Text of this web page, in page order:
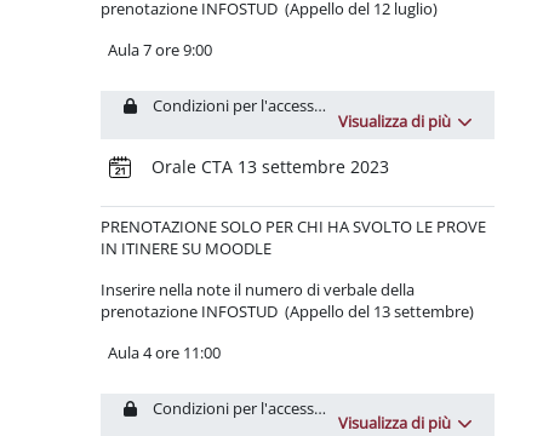
prenotazione INFOSTUD (Appello del 12 luglio)
Aula 7 ore 9:00
Visualizza di più
Condizioni per l'accesso: L'attività
Orale CTA 13 settembre 2023
PRENOTAZIONESOLO PER CHI HA SVOLTO LE PROVE
IN ITINERE SU MOODLE
Inserire nella note il numero di verbale della
prenotazione INFOSTUD (Appello del 13 settembre)
Aula 4 ore 11:00
Visualizza di più
Condizioni per l'accesso: L'attività